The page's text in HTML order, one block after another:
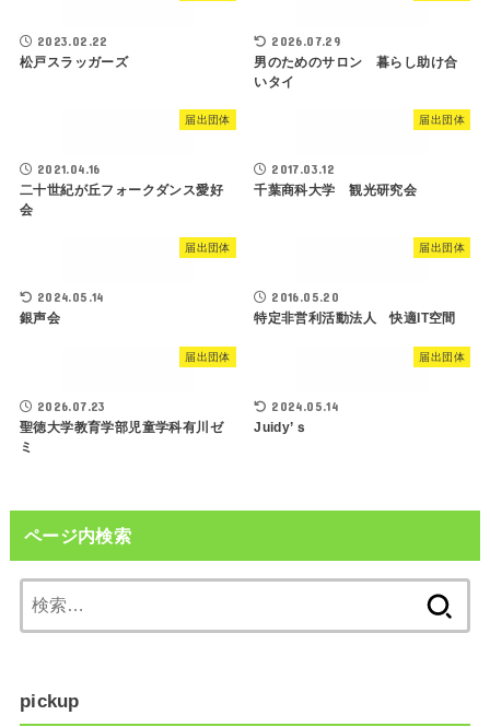
2023.02.22
松戸スラッガーズ
2026.07.29
男のためのサロン 暮らし助け合
いタイ
届出団体
2021.04.16
二十世紀が丘フォークダンス愛好
会
届出団体
2017.03.12
千葉商科大学 観光研究会
届出団体
2024.05.14
銀声会
届出団体
2016.05.20
特定非営利活動法人 快適IT空間
届出団体
2026.07.23
聖徳大学教育学部児童学科有川ゼ
ミ
届出団体
2024.05.14
Juidy’ｓ
ページ内検索
索:
pickup